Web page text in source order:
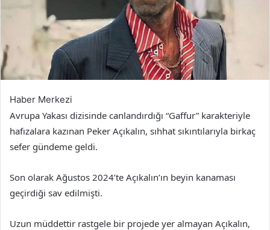
Haber Merkezi
Avrupa Yakası dizisinde canlandırdığı “Gaffur” karakteriyle
hafızalara kazınan Peker Açıkalın, sıhhat sıkıntılarıyla birkaç
sefer gündeme geldi.
Son olarak Ağustos 2024’te Açıkalın’ın beyin kanaması
geçirdiği sav edilmişti.
Uzun müddettir rastgele bir projede yer almayan Açıkalın,